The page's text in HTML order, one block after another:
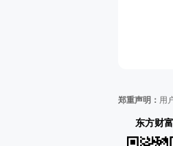
郑重声明： 用
东方财富